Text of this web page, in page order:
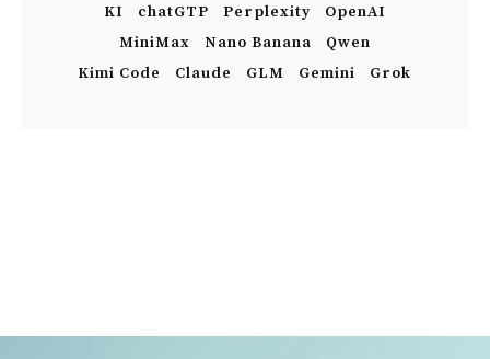
KI chatGTP Perplexity
OpenAI
MiniMax
Nano Banana
Qwen
Kimi Code
Claude GLM Gemini Grok